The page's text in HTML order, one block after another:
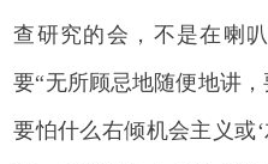
查研究的会，不是在喇
要“无所顾忌地随便地讲
要怕什么右倾机会主义或